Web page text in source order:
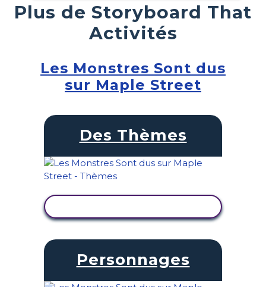
Plus de Storyboard That
Activités
Les Monstres Sont dus
sur Maple Street
Des Thèmes
Personnages